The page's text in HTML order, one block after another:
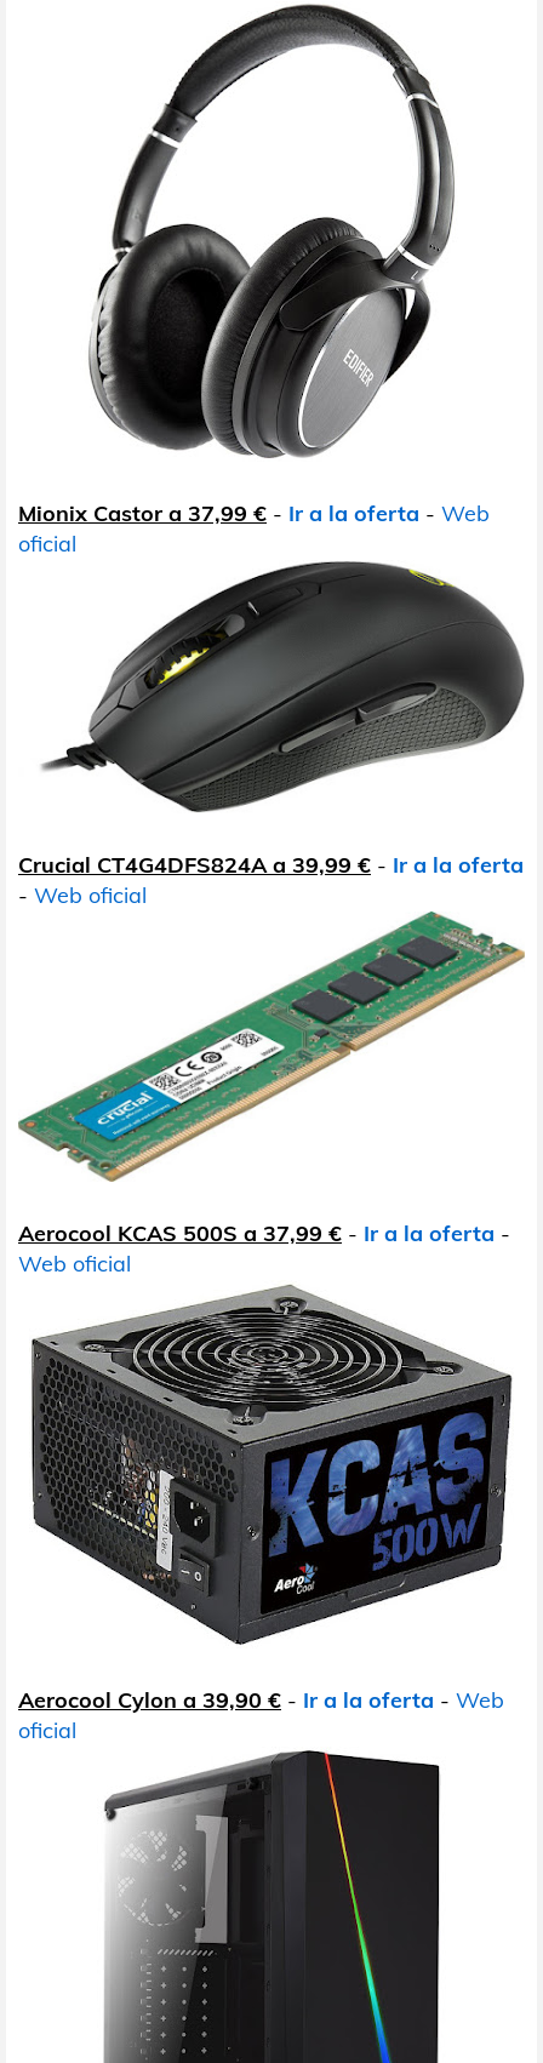
Mionix Castor a 37,99 € - Ir a la oferta - Web
oficial
Crucial CT4G4DFS824A a 39,99 € - Ir a la oferta
- Web oficial
Aerocool KCAS 500S a 37,99 € - Ir a la oferta -
Web oficial
Aerocool Cylon a 39,90 € - Ir a la oferta - Web
oficial